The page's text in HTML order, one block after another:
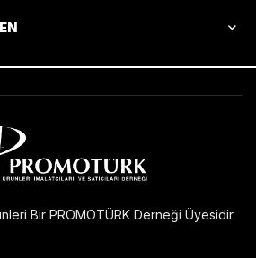
Bir PROMOTÜRK Derneği Üyesidir.